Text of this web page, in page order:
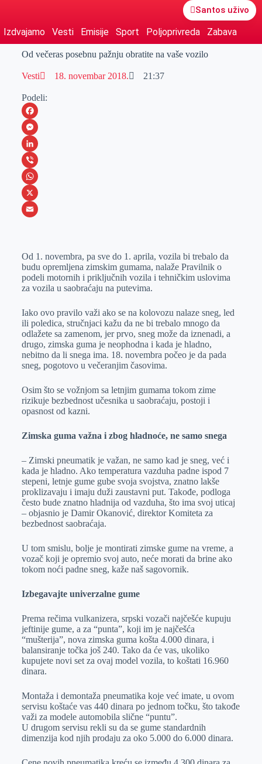
Santos uživo
Izdvajamo Vesti Emisije Sport Poljoprivreda Zabava
Od večeras posebnu pažnju obratite na vaše vozilo
Vesti 18. novembar 2018. 21:37
Podeli:
F
a
c
e
b
o
M
e
s
s
e
e
r
L
i
n
k
I
n
V
i
b
W
h
s
A
p
p
X
a
i
l
Od 1. novembra, pa sve do 1. aprila, vozila bi trebalo da
budu opremljena zimskim gumama, nalaže Pravilnik o
podeli motornih i priključnih vozila i tehničkim uslovima
za vozila u saobraćaju na putevima.
Iako ovo pravilo važi ako se na kolovozu nalaze sneg, led
ili poledica, stručnjaci kažu da ne bi trebalo mnogo da
odlažete sa zamenom, jer prvo, sneg može da iznenadi, a
drugo, zimska guma je neophodna i kada je hladno,
nebitno da li snega ima. 18. novembra počeo je da pada
sneg, pogotovo u večeranjim časovima.
Osim što se vožnjom sa letnjim gumama tokom zime
rizikuje bezbednost učesnika u saobraćaju, postoji i
opasnost od kazni.
Zimska guma važna i zbog hladnoće, ne samo snega
– Zimski pneumatik je važan, ne samo kad je sneg, već i
kada je hladno. Ako temperatura vazduha padne ispod 7
stepeni, letnje gume gube svoja svojstva, znatno lakše
proklizavaju i imaju duži zaustavni put. Takođe, podloga
često bude znatno hladnija od vazduha, što ima svoj uticaj
– objasnio je Damir Okanović, direktor Komiteta za
bezbednost saobraćaja.
U tom smislu, bolje je montirati zimske gume na vreme, a
vozač koji je opremio svoj auto, neće morati da brine ako
tokom noći padne sneg, kaže naš sagovornik.
Izbegavajte univerzalne gume
Prema rečima vulkanizera, srpski vozači najčešće kupuju
jeftinije gume, a za “punta”, koji im je najčešća
“mušterija”, nova zimska guma košta 4.000 dinara, i
balansiranje točka još 240. Tako da će vas, ukoliko
kupujete novi set za ovaj model vozila, to koštati 16.960
dinara.
Montaža i demontaža pneumatika koje već imate, u ovom
servisu koštaće vas 440 dinara po jednom točku, što takođe
važi za modele automobila slične “puntu”.
U drugom servisu rekli su da se gume standardnih
dimenzija kod njih prodaju za oko 5.000 do 6.000 dinara.